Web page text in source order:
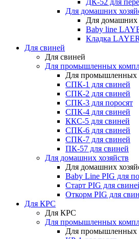
ДК-52 для
Для домашних
Для домашних
Baby line
Кладка
Для свиней
Для свиней
Для промышленных
Для промышленных
СПК-1 для свиней
СПК-2 для свиней
СПК-3 для поросят
СПК-4 для свиней
ККС-5 для свиней
СПК-6 для свиней
СПК-7 для свиней
ПК-57 для свиней
Для домашних хозяйств
Для домашних
Baby Line PIG для
Старт PIG для
Откорм PIG для
Для КРС
Для КРС
Для промышленных
Для промышленных